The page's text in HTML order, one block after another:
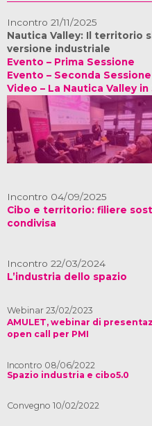
Incontro 21/11/2025
Nautica Valley: Il territorio
versione industriale
Evento – Prima Sessione
Evento – Seconda Sessione
Video – La Nautica Valley
Incontro 04/09/2025
Cibo e territorio: filiere
condivisa
Incontro 22/03/2024
L’industria dello spazio
Webinar 23/02/2023
AMULET, webinar di
open call per PMI
Incontro 08/06/2022
Spazio industria e cibo5.0
Convegno 10/02/2022